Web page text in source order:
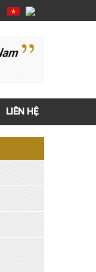
LIÊN HỆ